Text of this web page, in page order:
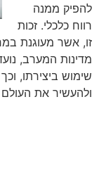
להפיק ממנה
רווח כלכלי. זכות
זו, אשר מעוגנת
מדינות המערב,
שימוש ביצירתו,
ולהעשיר את העולם